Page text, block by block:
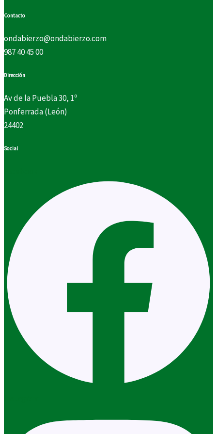
Contacto
ondabierzo@ondabierzo.com
987 40 45 00
Dirección
Av de la Puebla 30, 1º
Ponferrada (León)
24402
Social